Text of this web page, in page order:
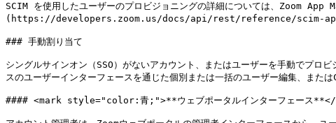
SCIM を使用したユーザーのプロビジョニングの詳細については、Zoom
(https://developers.zoom.us/docs/api/rest/reference/scim-api/
### 手動割り当て
シングルサインオン（SSO）がないアカウント、またはユーザーを手動でプロ
スのユーザーインターフェースを通じた個別または一括のユーザー編集、または
#### <mark style="color:青;">**ウェブポータルインターフェース